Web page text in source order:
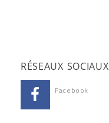
RÉSEAUX SOCIAUX
Facebook